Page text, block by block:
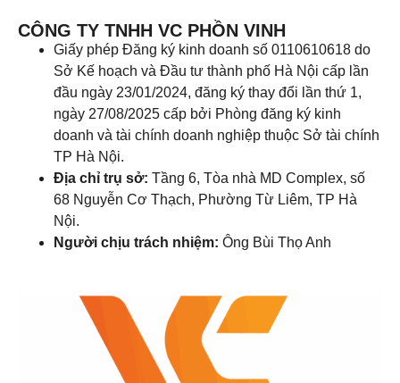
CÔNG TY TNHH VC PHỒN VINH
Giấy phép Đăng ký kinh doanh số 0110610618 do
Sở Kế hoạch và Đầu tư thành phố Hà Nội cấp lần
đầu ngày 23/01/2024, đăng ký thay đổi lần thứ 1,
ngày 27/08/2025 cấp bởi Phòng đăng ký kinh
doanh và tài chính doanh nghiệp thuộc Sở tài chính
TP Hà Nội.
Địa chỉ trụ sở: Tầng 6, Tòa nhà MD Complex, số
68 Nguyễn Cơ Thạch, Phường Từ Liêm, TP Hà
Nội.
Người chịu trách nhiệm: Ông Bùi Thọ Anh